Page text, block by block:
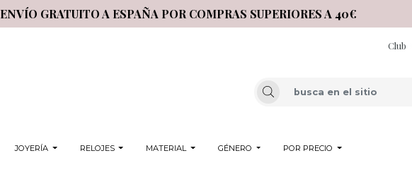
ENVÍO GRATUITO A ESPAÑA POR COMPRAS SUPERIORES A 40€
Club
JOYERÍA RELOJES MATERIAL GÉNERO POR PRECIO